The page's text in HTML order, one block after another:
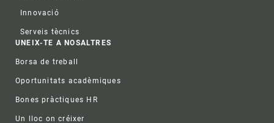
Innovació
Serveis tècnics
UNEIX-TE A NOSALTRES
Borsa de treball
Oportunitats acadèmiques
Bones pràctiques HR
Un lloc on créixer